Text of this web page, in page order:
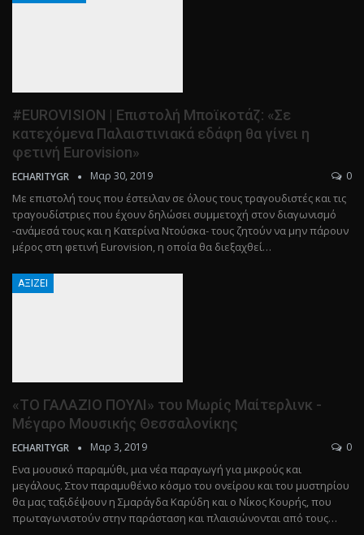
#EUROVISION | Επιστολή Μποϊκοτάζ: «Σε
κατεχόμενα Παλαιστινιακά εδάφη θα γίνει η
φετινή Eurovision»
ECHARITYGR Μαρ 30, 2019 0
Με επιστολή τους που έστειλαν σε όλους τους τραγουδιστές και τις
τραγουδίστριες που έχουν δηλώσει συμμετοχή στον διαγωνισμό
-ανάμεσά τους και η Κατερίνα Ντούσκα- τους ζητούν να μην πάρουν
μέρος στη φετινή Eurovision, η οποία θα διεξαχθεί…
ΑΞΊΖΕΙ
«ΤΟ ΓΑΛΑΖΙΟ ΠΟΥΛΙ» του Μωρίς Μαίτερλινκ -
Μέγαρο Μουσικής Θεσσαλονίκης
ECHARITYGR Μαρ 3, 2019 0
Ενα μουσικό παραμύθι, μια νέα παραγωγή για μικρούς και
μεγάλους. Στον παραμυθένιο κόσμο του ονείρου και του μυστηρίου
θα μας ταξιδέψουν η Σμαράγδα Καρύδη και ο Νίκος Κουρής, που
πρωταγωνιστούν στην παράσταση και πλαισιώνονται από τους…